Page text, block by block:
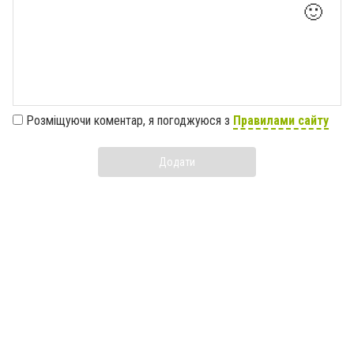
🙂
Розміщуючи коментар, я погоджуюся з Правилами сайту
Додати